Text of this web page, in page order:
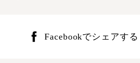
Facebookでシェアする